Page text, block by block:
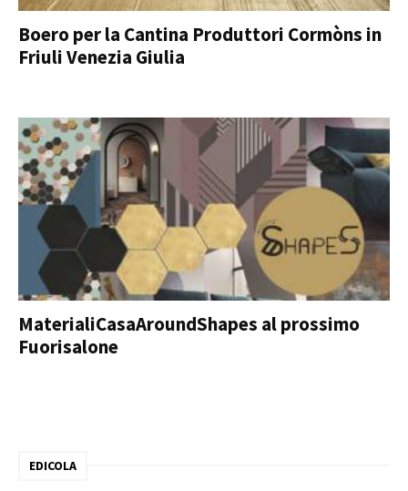
Boero per la Cantina Produttori Cormòns in
Friuli Venezia Giulia
MaterialiCasaAroundShapes al prossimo
Fuorisalone
EDICOLA